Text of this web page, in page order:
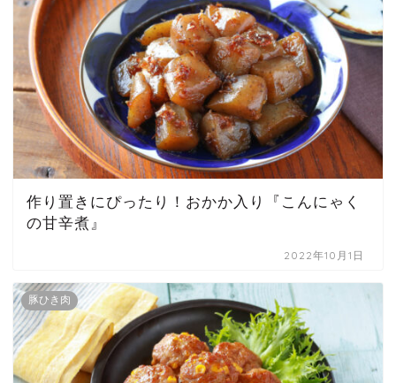
作り置きにぴったり！おかか入り『こんにゃく
の甘辛煮』
2022年10月1日
豚ひき肉